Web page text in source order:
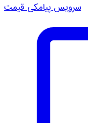
سرویس پیامکی قیمت